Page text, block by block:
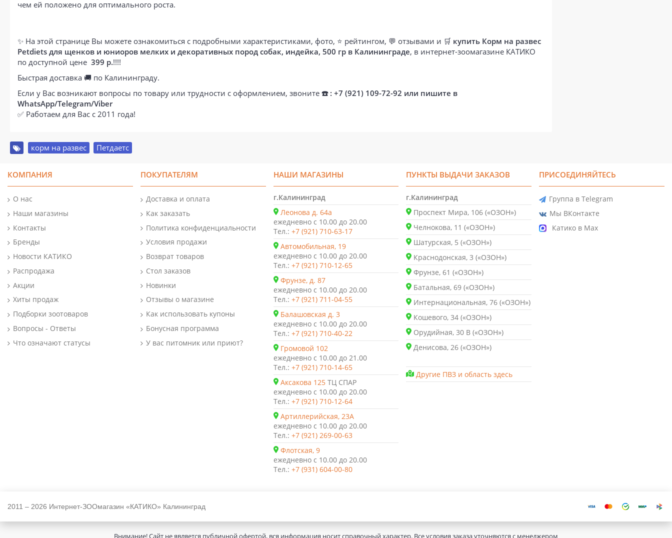
чем ей положено для оптимального роста.
✨ На этой странице Вы можете ознакомиться с подробными характеристиками, фото, ⭐ рейтингом, 💬 отзывами и 🛒 купить Корм на развес
Petdiets для щенков и юниоров мелких и декоративных пород собак, индейка, 500 гр в Калининграде, в интернет-зоомагазине КАТИКО
по доступной цене 399 р.!!!!
Быстрая доставка 🚚 по Калининграду.
Если у Вас возникают вопросы по товару или трудности с оформлением, звоните ☎️ : +7 (921) 109-72-92 или пишите в
WhatsApp/Telegram/Viber
✅ Работаем для Вас с 2011 года!
корм на развес Петдаетс
КОМПАНИЯ
О нас
Наши магазины
Контакты
Бренды
Новости КАТИКО
Распродажа
Акции
Хиты продаж
Подборки зоотоваров
Вопросы - Ответы
Что означают статусы
ПОКУПАТЕЛЯМ
Доставка и оплата
Как заказать
Политика конфиденциальности
Условия продажи
Возврат товаров
Стол заказов
Новинки
Отзывы о магазине
Как использовать купоны
Бонусная программа
У вас питомник или приют?
НАШИ МАГАЗИНЫ
г.Калининград
Леонова д. 64а
ежедневно с 10.00 до 20.00
Тел.: +7 (921) 710-63-17
Автомобильная, 19
ежедневно с 10.00 до 20.00
Тел.: +7 (921) 710-12-65
Фрунзе, д. 87
ежедневно с 10.00 до 20.00
Тел.: +7 (921) 711-04-55
Балашовская д. 3
ежедневно с 10.00 до 20.00
Тел.: +7 (921) 710-40-22
Громовой 102
ежедневно с 10.00 до 21.00
Тел.: +7 (921) 710-14-65
Аксакова 125 ТЦ СПАР
ежедневно с 10.00 до 20.00
Тел.: +7 (921) 710-12-64
Артиллерийская, 23А
ежедневно с 10.00 до 20.00
Тел.: +7 (921) 269-00-63
Флотская, 9
ежедневно с 10.00 до 20.00
Тел.: +7 (931) 604-00-80
ПУНКТЫ ВЫДАЧИ ЗАКАЗОВ
г.Калининград
Проспект Мира, 106 («ОЗОН»)
Челнокова, 11 («ОЗОН»)
Шатурская, 5 («ОЗОН»)
Краснодонская, 3 («ОЗОН»)
Фрунзе, 61 («ОЗОН»)
Батальная, 69 («ОЗОН»)
Интернациональная, 76 («ОЗОН»)
Кошевого, 34 («ОЗОН»)
Орудийная, 30 В («ОЗОН»)
Денисова, 26 («ОЗОН»)
Другие ПВЗ и область здесь
ПРИСОЕДИНЯЙТЕСЬ
Группа в Telegram
Мы ВКонтакте
Катико в Max
2011 – 2026 Интернет-ЗООмагазин «КАТИКО» Калининград
Внимание! Сайт не является публичной офертой, вся информация носит справочный характер. Все условия заказа уточняются с менеджером